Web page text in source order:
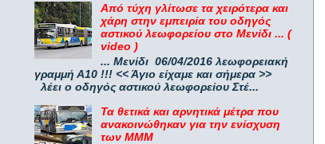
Από τύχη γλίτωσε τα χειρότερα και
χάρη στην εμπειρία του οδηγός
αστικού λεωφορείου στο Μενίδι ... (
video )
... Μενίδι 06/04/2016 λεωφορειακή
γραμμή Α10 !!! << Άγιο είχαμε και σήμερα >>
λέει ο οδηγός αστικού λεωφορείου Στέ...
Τα θετικά και αρνητικά μέτρα που
ανακοινώθηκαν για την ενίσχυση
των ΜΜΜ